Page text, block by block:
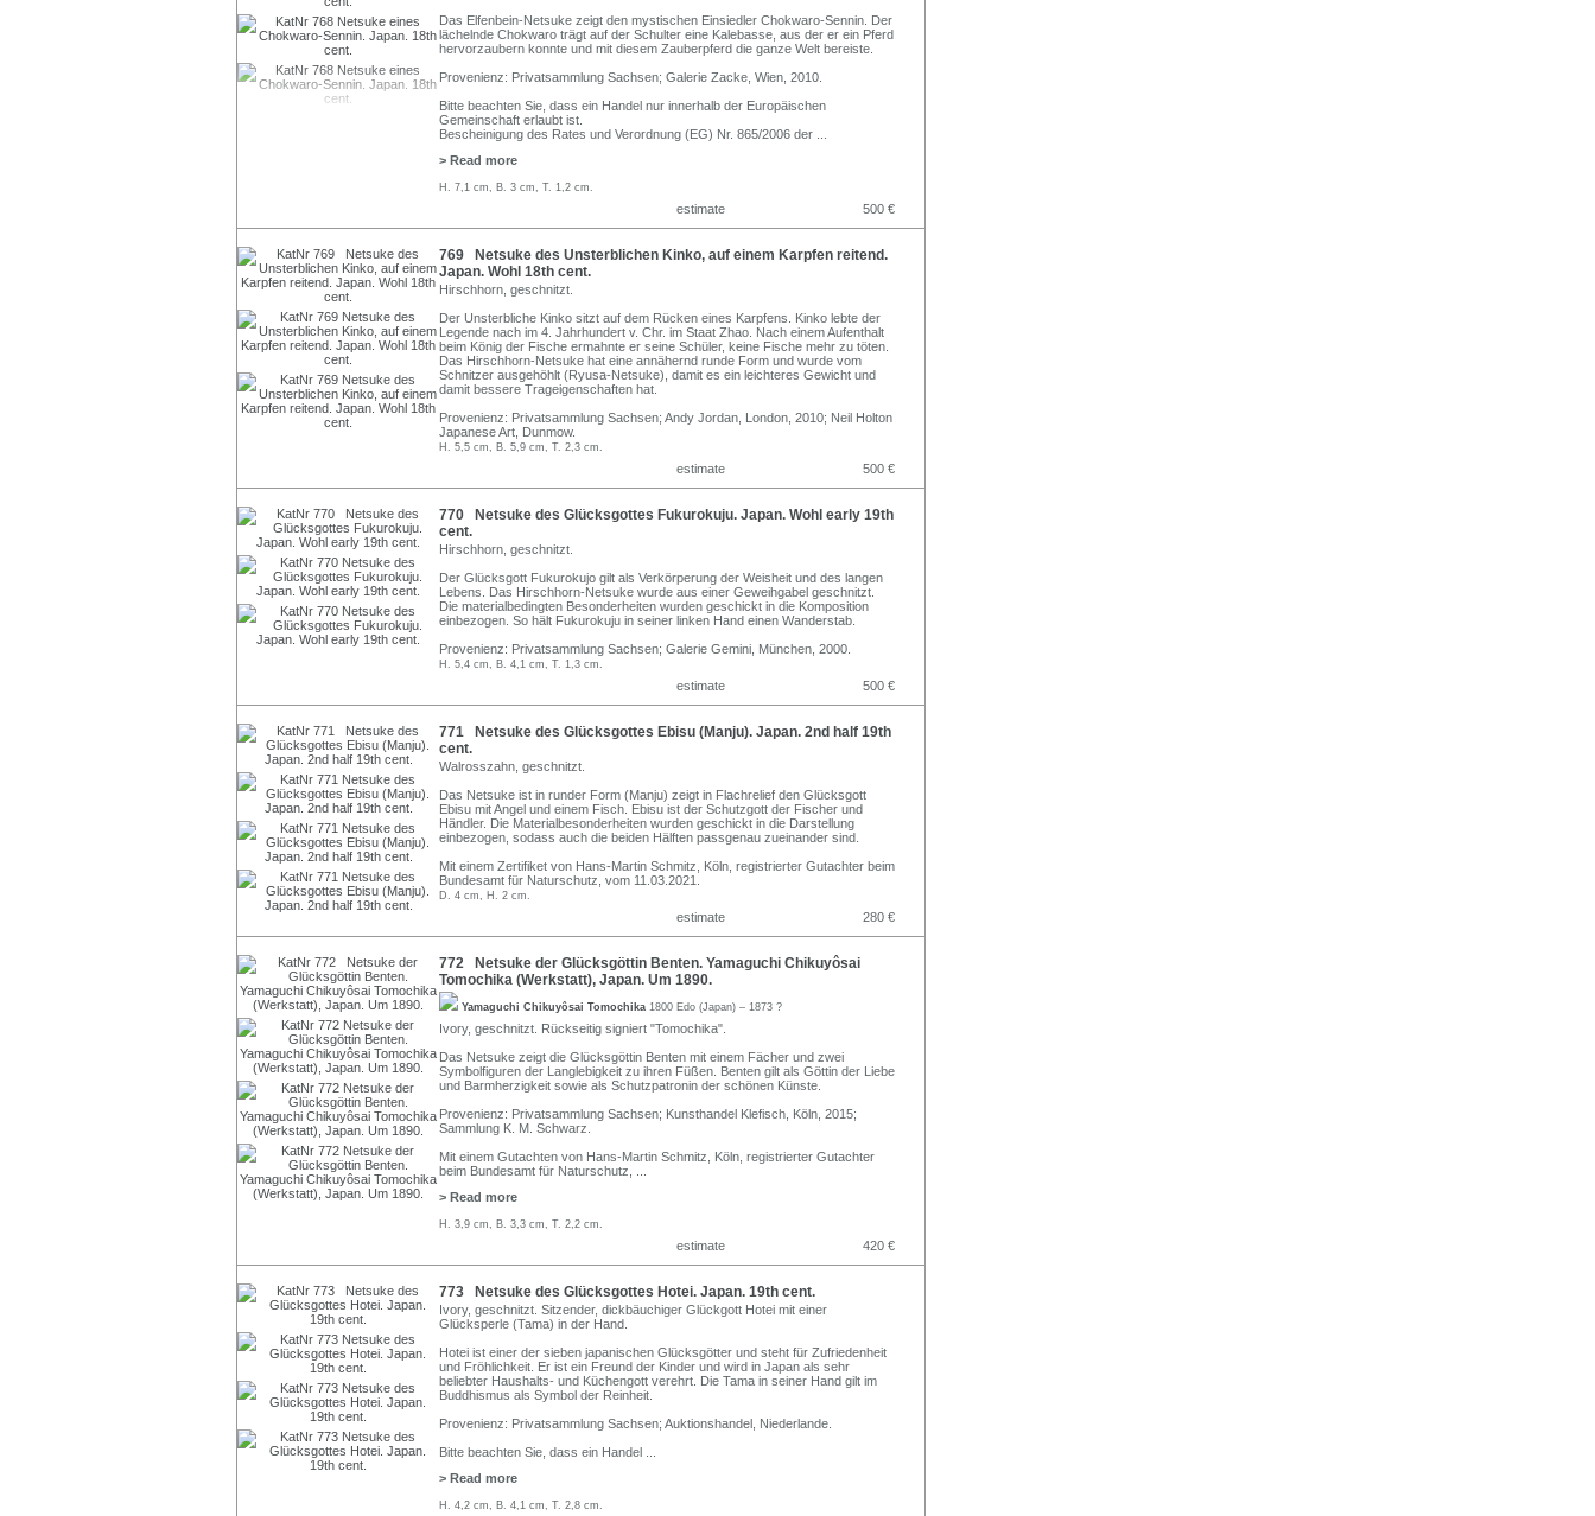
Das Elfenbein-Netsuke zeigt den mystischen Einsiedler Chokwaro-Sennin. Der
lächelnde Chokwaro trägt auf der Schulter eine Kalebasse, aus der er ein Pferd
hervorzaubern konnte und mit diesem Zauberpferd die ganze Welt bereiste.
Provenienz: Privatsammlung Sachsen; Galerie Zacke, Wien, 2010.
Bitte beachten Sie, dass ein Handel nur innerhalb der Europäischen
Gemeinschaft erlaubt ist.
Bescheinigung des Rates und Verordnung (EG) Nr. 865/2006 der
> Read more
H. 7,1 cm, B. 3 cm, T. 1,2 cm.
estimate 500 €
769 Netsuke des Unsterblichen Kinko, auf einem Karpfen reitend.
Japan. Wohl 18th cent.
Hirschhorn, geschnitzt.
Der Unsterbliche Kinko sitzt auf dem Rücken eines Karpfens. Kinko lebte der
Legende nach im 4. Jahrhundert v. Chr. im Staat Zhao. Nach einem Aufenthalt
beim König der Fische ermahnte er seine Schüler, keine Fische mehr zu töten.
Das Hirschhorn-Netsuke hat eine annähernd runde Form und wurde vom
Schnitzer ausgehöhlt (Ryusa-Netsuke), damit es ein leichteres Gewicht und
damit bessere Trageigenschaften hat.
Provenienz: Privatsammlung Sachsen; Andy Jordan, London, 2010; Neil Holton
Japanese Art, Dunmow.
H. 5,5 cm, B. 5,9 cm, T. 2,3 cm.
estimate 500 €
770 Netsuke des Glücksgottes Fukurokuju. Japan. Wohl early 19th
cent.
Hirschhorn, geschnitzt.
Der Glücksgott Fukurokujo gilt als Verkörperung der Weisheit und des langen
Lebens. Das Hirschhorn-Netsuke wurde aus einer Geweihgabel geschnitzt.
Die materialbedingten Besonderheiten wurden geschickt in die Komposition
einbezogen. So hält Fukurokuju in seiner linken Hand einen Wanderstab.
Provenienz: Privatsammlung Sachsen; Galerie Gemini, München, 2000.
H. 5,4 cm, B. 4,1 cm, T. 1,3 cm.
estimate 500 €
771 Netsuke des Glücksgottes Ebisu (Manju). Japan. 2nd half 19th
cent.
Walrosszahn, geschnitzt.
Das Netsuke ist in runder Form (Manju) zeigt in Flachrelief den Glücksgott
Ebisu mit Angel und einem Fisch. Ebisu ist der Schutzgott der Fischer und
Händler. Die Materialbesonderheiten wurden geschickt in die Darstellung
einbezogen, sodass auch die beiden Hälften passgenau zueinander sind.
Mit einem Zertifiket von Hans-Martin Schmitz, Köln, registrierter Gutachter beim
Bundesamt für Naturschutz, vom 11.03.2021.
D. 4 cm, H. 2 cm.
estimate 280 €
772 Netsuke der Glücksgöttin Benten. Yamaguchi Chikuyôsai
Tomochika (Werkstatt), Japan. Um 1890.
Yamaguchi Chikuyôsai Tomochika 1800 Edo (Japan) – 1873 ?
Ivory, geschnitzt. Rückseitig signiert "Tomochika".
Das Netsuke zeigt die Glücksgöttin Benten mit einem Fächer und zwei
Symbolfiguren der Langlebigkeit zu ihren Füßen. Benten gilt als Göttin der Liebe
und Barmherzigkeit sowie als Schutzpatronin der schönen Künste.
Provenienz: Privatsammlung Sachsen; Kunsthandel Klefisch, Köln, 2015;
Sammlung K. M. Schwarz.
Mit einem Gutachten von Hans-Martin Schmitz, Köln, registrierter Gutachter
beim Bundesamt für Naturschutz,
> Read more
H. 3,9 cm, B. 3,3 cm, T. 2,2 cm.
estimate 420 €
773 Netsuke des Glücksgottes Hotei. Japan. 19th cent.
Ivory, geschnitzt. Sitzender, dickbäuchiger Glückgott Hotei mit einer
Glücksperle (Tama) in der Hand.
Hotei ist einer der sieben japanischen Glücksgötter und steht für Zufriedenheit
und Fröhlichkeit. Er ist ein Freund der Kinder und wird in Japan als sehr
beliebter Haushalts- und Küchengott verehrt. Die Tama in seiner Hand gilt im
Buddhismus als Symbol der Reinheit.
Provenienz: Privatsammlung Sachsen; Auktionshandel, Niederlande.
Bitte beachten Sie, dass ein Handel
> Read more
H. 4,2 cm, B. 4,1 cm, T. 2,8 cm.